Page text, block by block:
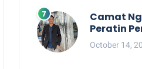
Gemilang
Camat
Peratin
Diduga
Politik
October 14,